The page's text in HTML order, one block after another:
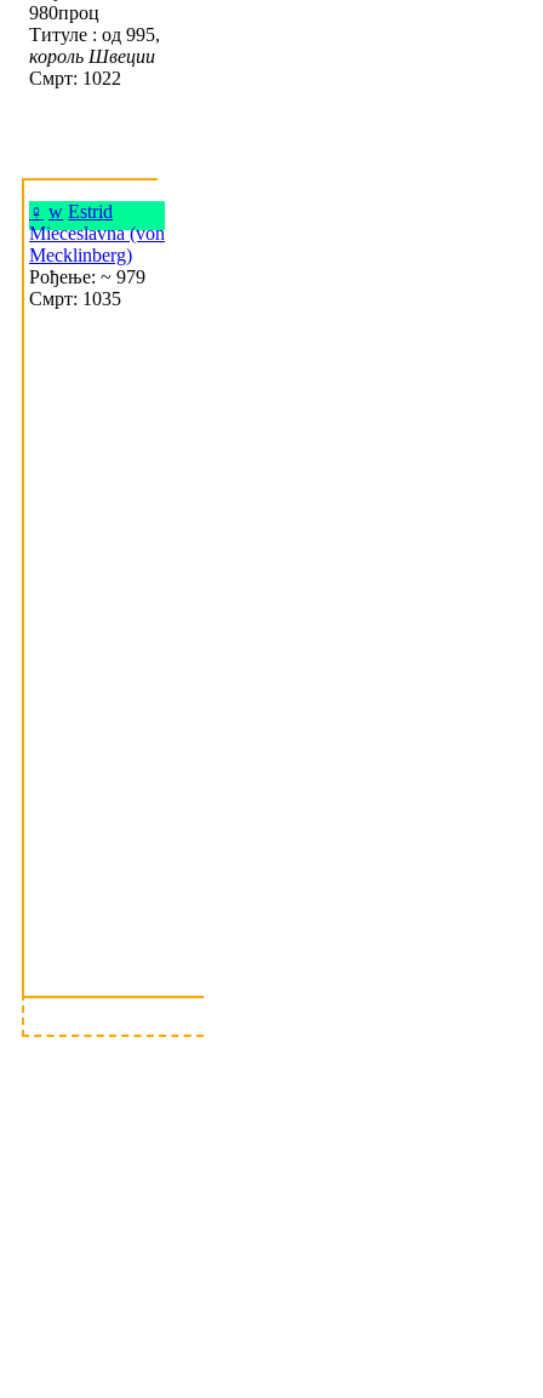
980проц
Титуле : од 995,
король Швеции
Смрт: 1022
♀ w Estrid
Mieceslavna (von
Mecklinberg)
Рођење: ~ 979
Смрт: 1035